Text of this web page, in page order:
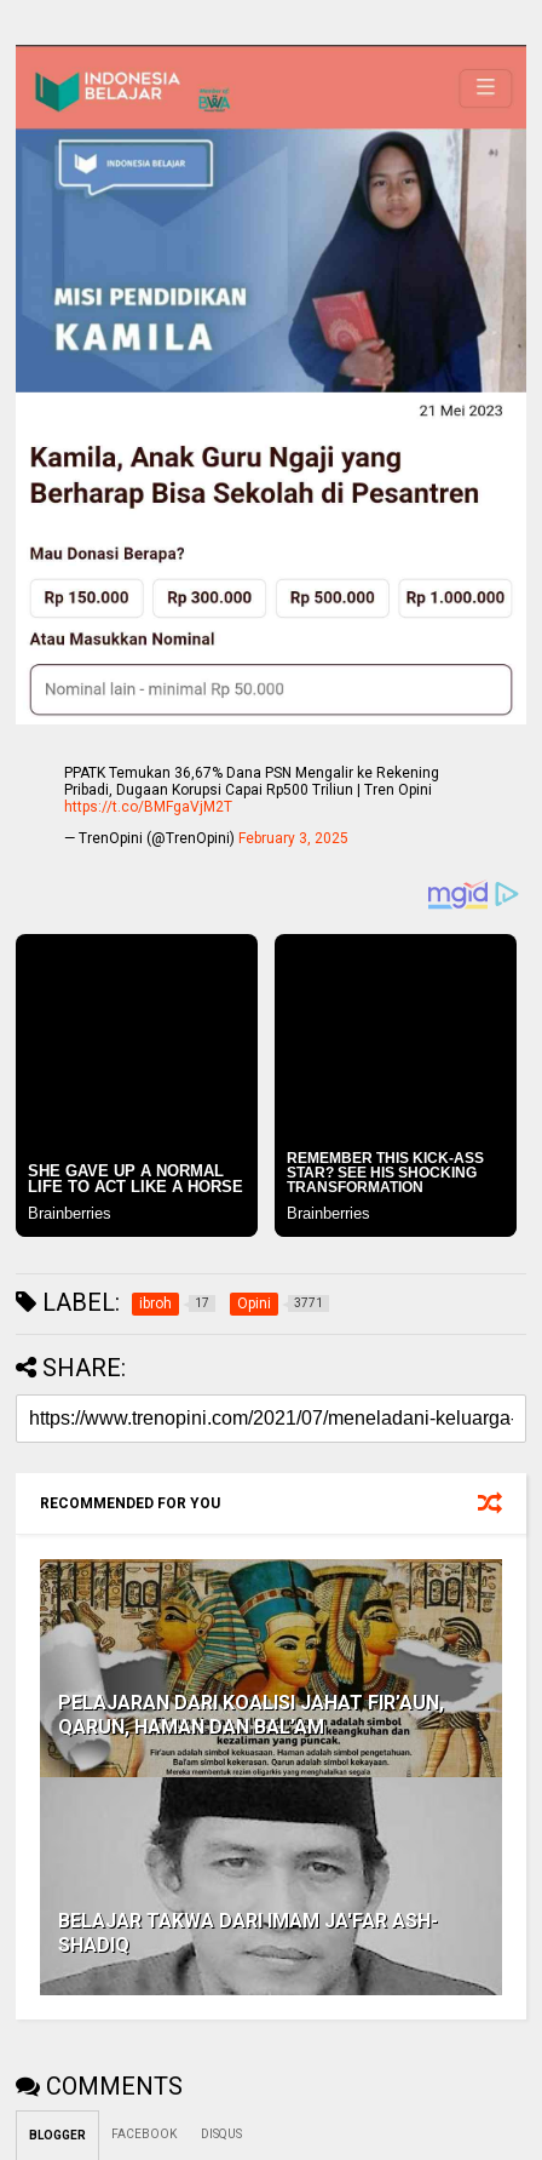
PPATK Temukan 36,67% Dana PSN Mengalir ke Rekening
Pribadi, Dugaan Korupsi Capai Rp500 Triliun | Tren Opini
https://t.co/BMFgaVjM2T
— TrenOpini (@TrenOpini) February 3, 2025
LABEL: ibroh 17 Opini 3771
SHARE:
RECOMMENDED FOR YOU
PELAJARAN DARI KOALISI JAHAT FIR’AUN,
QARUN, HAMAN DAN BAL’AM
BELAJAR TAKWA DARI IMAM JA'FAR ASH-
SHADIQ
COMMENTS
BLOGGER FACEBOOK DISQUS